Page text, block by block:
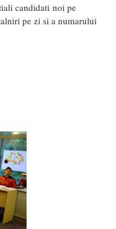
candidati noi pe
pe zi si a numarului